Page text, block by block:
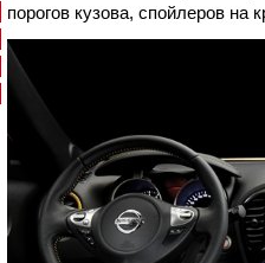
порогов кузова, спойлеров на